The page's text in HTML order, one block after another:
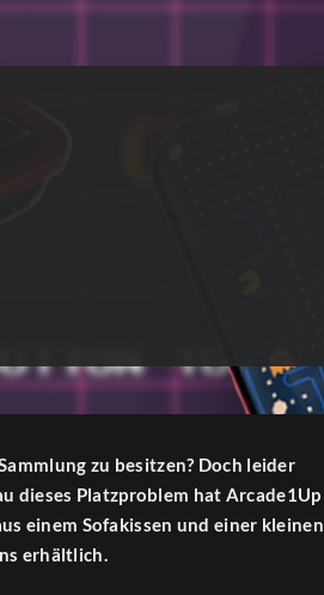
zu besitzen? Doch leider
dieses Platzproblem hat Arcade1Up
einem Sofakissen und einer kleinen
erhältlich.